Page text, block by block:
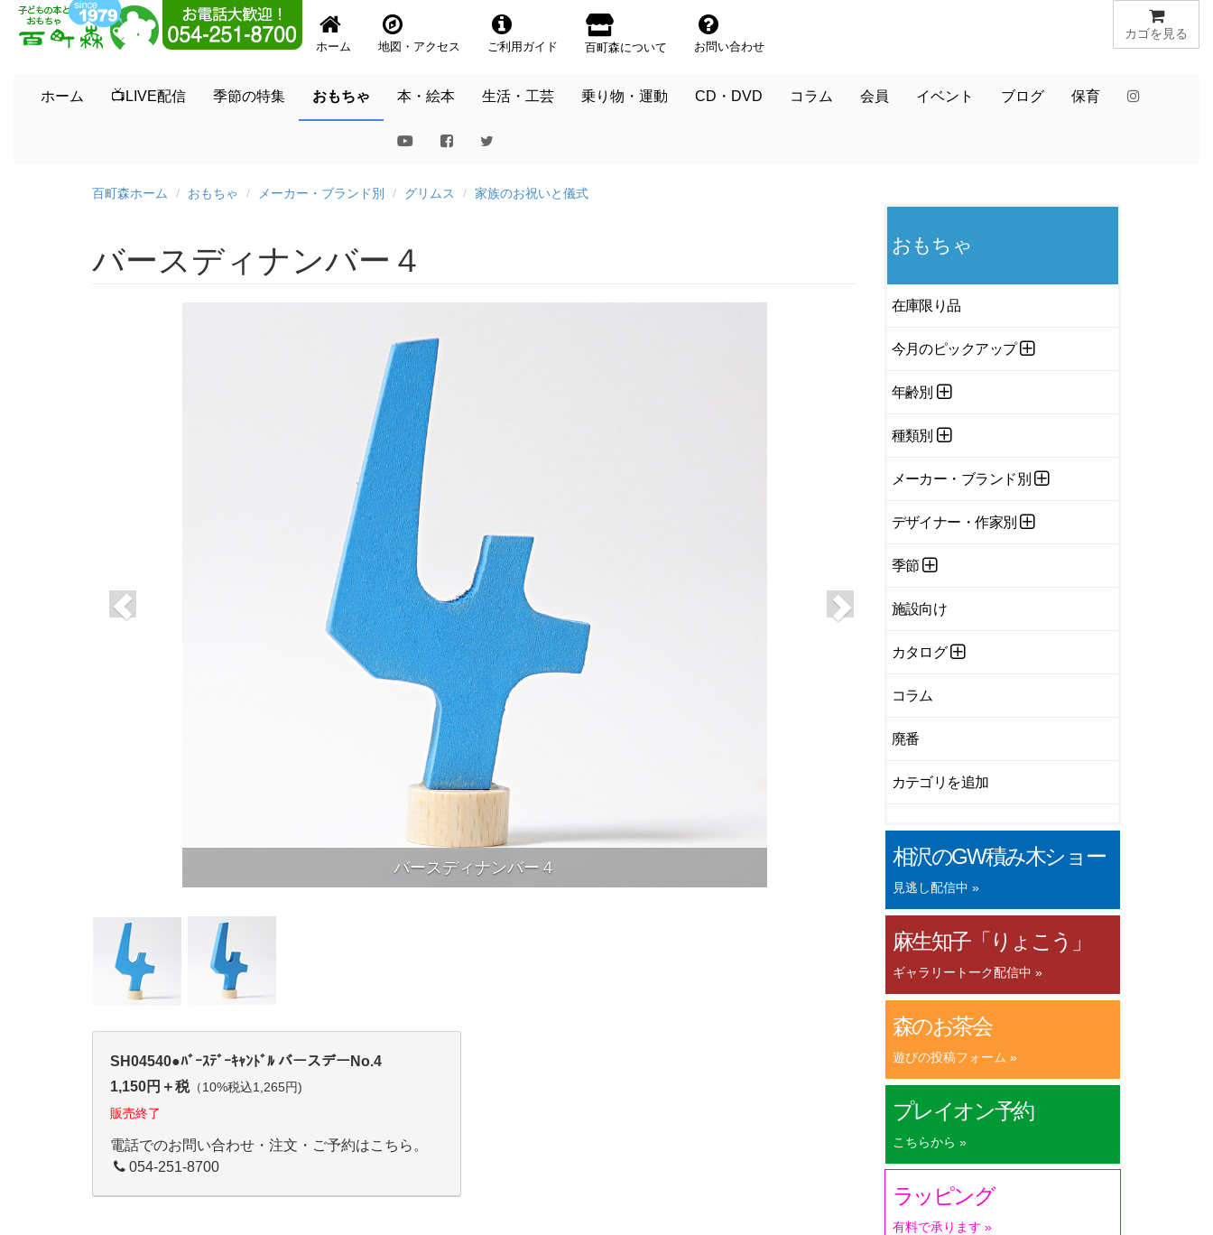
カゴを見る
ホーム 地図・アクセス ご利用ガイド 百町森について お問い合わせ
ホーム 📺LIVE配信 季節の特集 おもちゃ 本・絵本 生活・工芸 乗り物・運動 CD・DVD コラム 会員 イベント ブログ 保育
百町森ホーム おもちゃ メーカー・ブランド別 グリムス 家族のお祝いと儀式
バースディナンバー４
バースディナンバー４
SH04540●ﾊﾞｰｽﾃﾞｰｷｬﾝﾄﾞﾙ バースデーNo.4
1,150円＋税（10%税込1,265円)
販売終了
電話でのお問い合わせ・注文・ご予約はこちら。
054-251-8700
おもちゃ
在庫限り品
今月のピックアップ
年齢別
種類別
メーカー・ブランド別
デザイナー・作家別
季節
施設向け
カタログ
コラム
廃番
カテゴリを追加
相沢のGW積み木ショー
見逃し配信中 »
麻生知子「りょこう」
ギャラリートーク配信中 »
森のお茶会
遊びの投稿フォーム »
プレイオン予約
こちらから »
ラッピング
有料で承ります »